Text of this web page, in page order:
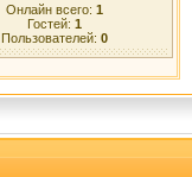
Онлайн всего: 1
Гостей: 1
Пользователей: 0